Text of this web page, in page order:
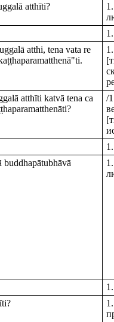
atthīti?
atthi, tena vata re
atthīti katvā tena ca
/
buddhapātubhāvā